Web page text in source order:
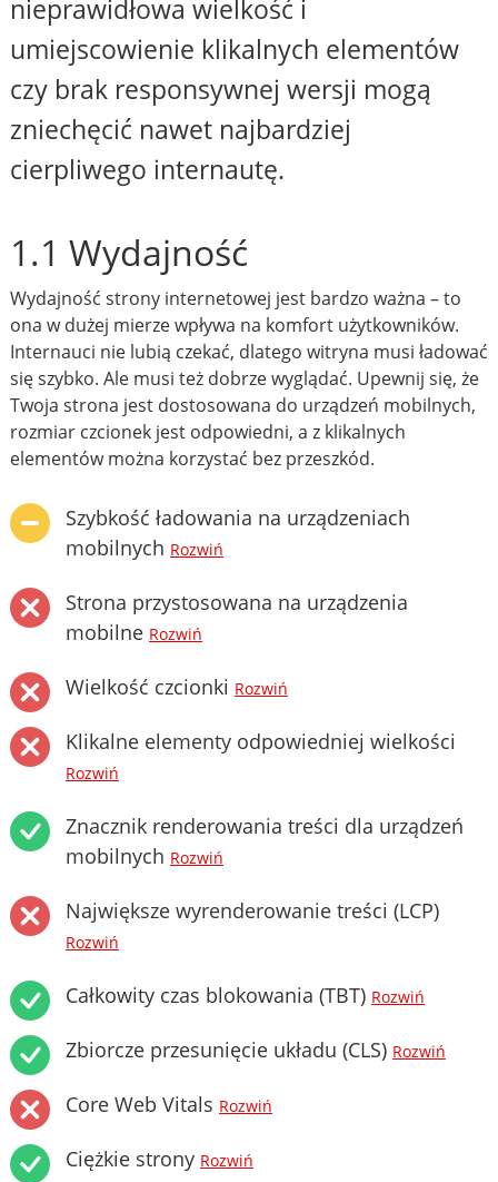
nieprawidłowa wielkość i
umiejscowienie klikalnych elementów
czy brak responsywnej wersji mogą
zniechęcić nawet najbardziej
cierpliwego internautę.
1.1 Wydajność
Wydajność strony internetowej jest bardzo ważna – to
ona w dużej mierze wpływa na komfort użytkowników.
Internauci nie lubią czekać, dlatego witryna musi ładować
się szybko. Ale musi też dobrze wyglądać. Upewnij się, że
Twoja strona jest dostosowana do urządzeń mobilnych,
rozmiar czcionek jest odpowiedni, a z klikalnych
elementów można korzystać bez przeszkód.
Szybkość ładowania na urządzeniach
mobilnych Rozwiń
Strona przystosowana na urządzenia
mobilne Rozwiń
Wielkość czcionki Rozwiń
Klikalne elementy odpowiedniej wielkości
Rozwiń
Znacznik renderowania treści dla urządzeń
mobilnych Rozwiń
Największe wyrenderowanie treści (LCP)
Rozwiń
Całkowity czas blokowania (TBT) Rozwiń
Zbiorcze przesunięcie układu (CLS) Rozwiń
Core Web Vitals Rozwiń
Ciężkie strony Rozwiń